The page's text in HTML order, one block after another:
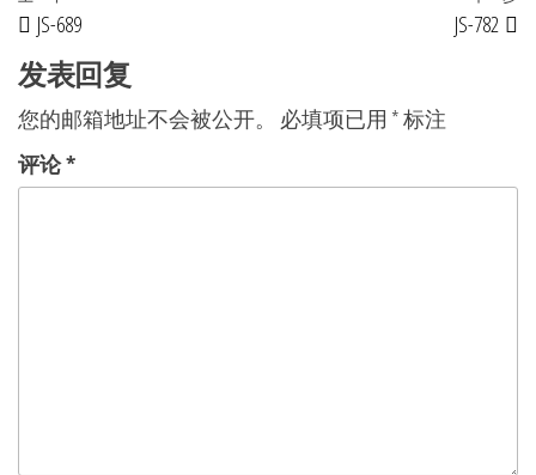
章
导
航
一
篇
章
JS-689 JS-782
发表回复
您的邮箱地址不会被公开。 必填项已用 *标注
评论*